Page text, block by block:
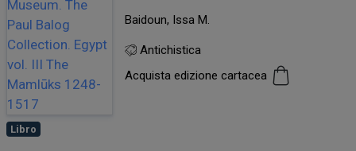
Libro
Baidoun, Issa M.
Antichistica
Acquista edizione cartacea